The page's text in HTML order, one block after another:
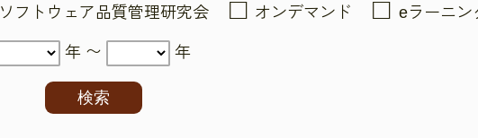
ソフトウェア品質管理研究会 オンデマンド eラーニン
年 〜 年